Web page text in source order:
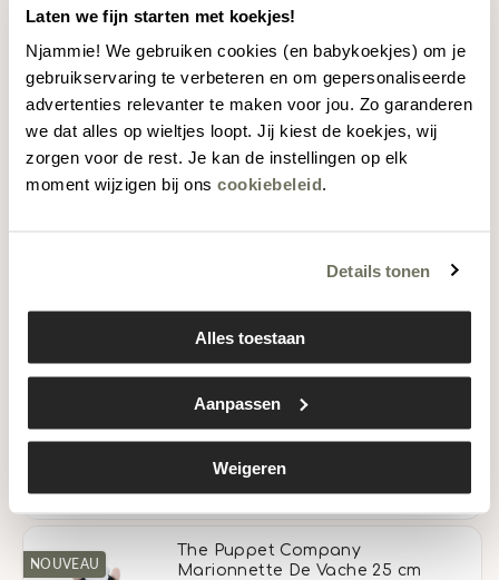
Laten we fijn starten met koekjes!
Njammie! We gebruiken cookies (en babykoekjes) om je
gebruikservaring te verbeteren en om gepersonaliseerde
advertenties relevanter te maken voor jou. Zo garanderen
we dat alles op wieltjes loopt. Jij kiest de koekjes, wij
zorgen voor de rest. Je kan de instellingen op elk
moment wijzigen bij ons cookiebeleid.
Details tonen
Alles toestaan
Aanpassen
Weigeren
Marionnette Grenouille 25 cm
€15,99
Little Dutch Poupée en peluche
Little Farm Jim 35 cm
NOUVEAU
Little Dutch Poupée en Peluche
Safari Friends Ranger Jim
€24,95
NOUVEAU
The Puppet Company
Marionnette De Vache 25 cm